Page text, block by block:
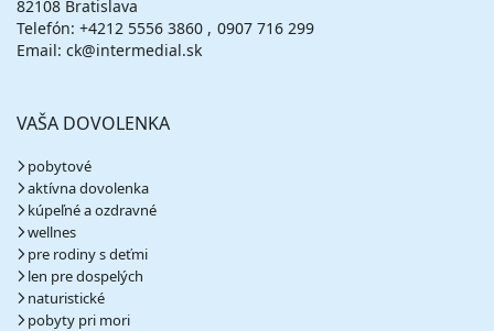
82108 Bratislava
Telefón: +4212 5556 3860
0907 716 299
Email: ck@intermedial.sk
VAŠA DOVOLENKA
pobytové
aktívna dovolenka
kúpeľné a ozdravné
wellnes
pre rodiny s deťmi
len pre dospelých
naturistické
pobyty pri mori